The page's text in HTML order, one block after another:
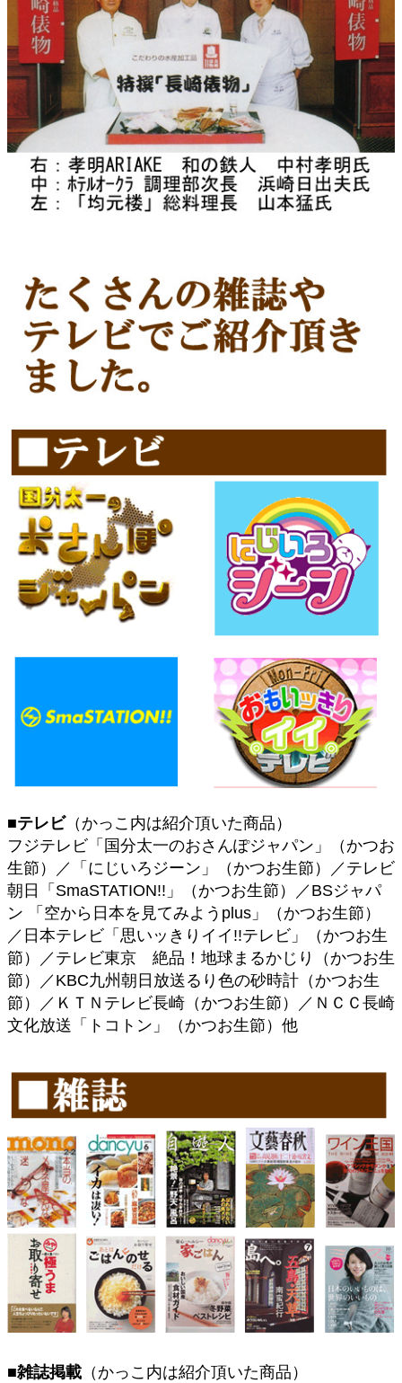
■テレビ（かっこ内は紹介頂いた商品）
フジテレビ「国分太一のおさんぽジャパン」（かつお
生節）／「にじいろジーン」（かつお生節）／テレビ
朝日「SmaSTATION!!」（かつお生節）／BSジャパ
ン 「空から日本を見てみようplus」（かつお生節）
／日本テレビ「思いッきりイイ!!テレビ」（かつお生
節）／テレビ東京 絶品！地球まるかじり（かつお生
節）／KBC九州朝日放送るり色の砂時計（かつお生
節）／ＫＴＮテレビ長崎（かつお生節）／ＮＣＣ長崎
文化放送「トコトン」（かつお生節）他
■雑誌掲載 （かっこ内は紹介頂いた商品）